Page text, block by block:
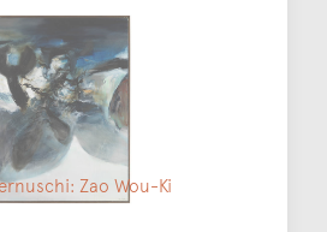
Zao Wou-Ki